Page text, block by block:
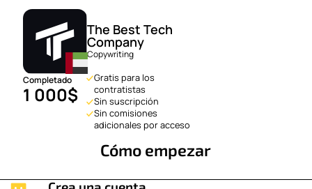
The Best Tech
Company
Copywriting
Completado
1 000$
Gratis para los
contratistas
Sin suscripción
Sin comisiones
adicionales por acceso
Cómo empezar